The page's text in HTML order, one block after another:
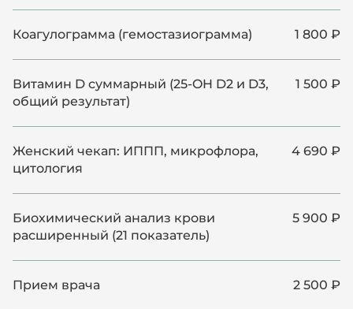
Коагулограмма (гемостазиограмма) 1 800 ₽
Витамин D суммарный (25-OH D2 и D3,
общий результат)
1 500 ₽
Женский чекап: ИППП, микрофлора,
цитология
4 690 ₽
Биохимический анализ крови
расширенный (21 показатель)
5 900 ₽
Прием врача 2 500 ₽